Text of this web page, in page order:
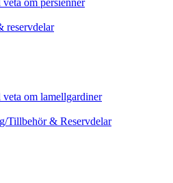
om persienner
reservdelar
om lamellgardiner
Tillbehör & Reservdelar